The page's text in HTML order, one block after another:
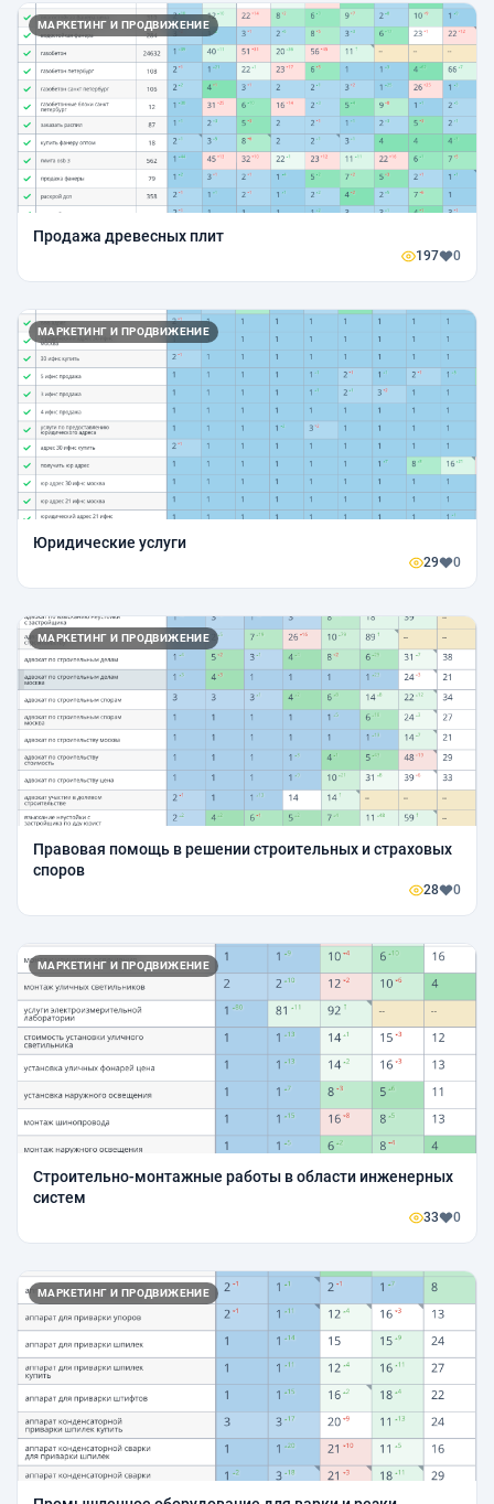
МАРКЕТИНГ И ПРОДВИЖЕНИЕ
Продажа древесных плит
197 0
МАРКЕТИНГ И ПРОДВИЖЕНИЕ
Юридические услуги
29 0
МАРКЕТИНГ И ПРОДВИЖЕНИЕ
Правовая помощь в решении строительных и страховых
споров
28 0
МАРКЕТИНГ И ПРОДВИЖЕНИЕ
Строительно-монтажные работы в области инженерных
систем
33 0
МАРКЕТИНГ И ПРОДВИЖЕНИЕ